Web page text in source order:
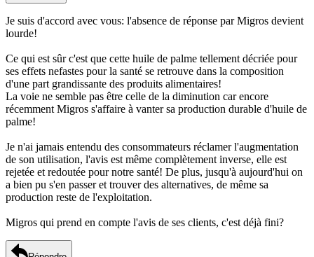
Je suis d'accord avec vous: l'absence de réponse par Migros devient
lourde!
Ce qui est sûr c'est que cette huile de palme tellement décriée pour
ses effets nefastes pour la santé se retrouve dans la composition
d'une part grandissante des produits alimentaires!
La voie ne semble pas être celle de la diminution car encore
récemment Migros s'affaire à vanter sa production durable d'huile de
palme!
Je n'ai jamais entendu des consommateurs réclamer l'augmentation
de son utilisation, l'avis est même complètement inverse, elle est
rejetée et redoutée pour notre santé! De plus, jusqu'à aujourd'hui on
a bien pu s'en passer et trouver des alternatives, de même sa
production reste de l'exploitation.
Migros qui prend en compte l'avis de ses clients, c'est déjà fini?